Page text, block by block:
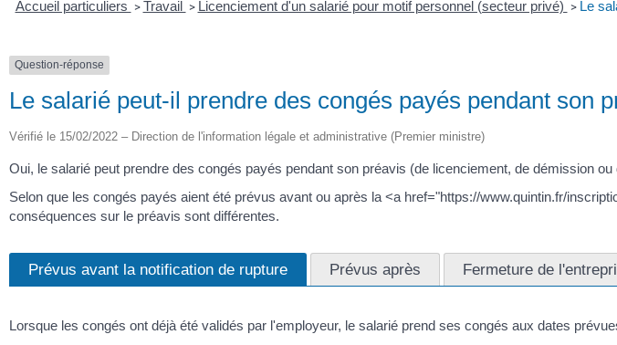
Accueil particuliers > Travail > Licenciement d'un salarié pour motif personnel (secteur privé) > Le
Question-réponse
Le salarié peut-il prendre des congés payés pendant son
Vérifié le 15/02/2022 – Direction de l'information légale et administrative (Premier ministre)
Oui, le salarié peut prendre des congés payés pendant son préavis (de licenciement, de démission ou
Selon que les congés payés aient été prévus avant ou après la <a href="https://www.quintin.fr/
conséquences sur le préavis sont différentes.
Prévus avant la notification de rupture Prévus après Fermeture de
Lorsque les congés ont déjà été validés par l'employeur, le salarié prend ses congés aux dates